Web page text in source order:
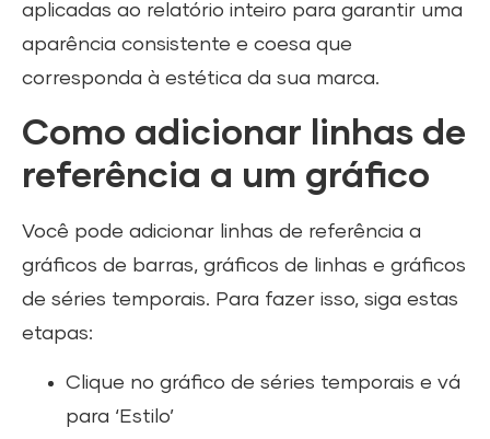
aplicadas ao relatório inteiro para garantir uma
aparência consistente e coesa que
corresponda à estética da sua marca.
Como adicionar linhas de
referência a um gráfico
Você pode adicionar linhas de referência a
gráficos de barras, gráficos de linhas e gráficos
de séries temporais. Para fazer isso, siga estas
etapas:
Clique no gráfico de séries temporais e vá
para ‘Estilo’